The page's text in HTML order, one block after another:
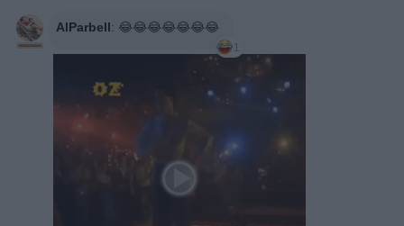
AlParbell: 😂😂😂😂😂😂😂
1